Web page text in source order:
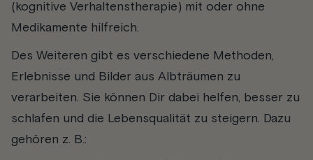
(kognitive Verhaltenstherapie) mit oder ohne
Medikamente hilfreich.
Des Weiteren gibt es verschiedene Methoden,
Erlebnisse und Bilder aus Albträumen zu
verarbeiten. Sie können Dir dabei helfen, besser zu
schlafen und die Lebensqualität zu steigern. Dazu
gehören z. B.: